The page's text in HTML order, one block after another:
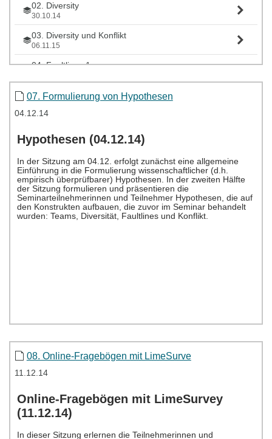
02. Diversity
30.10.14
03. Diversity und Konflikt
06.11.15
04. Faultlines 1
05. Faultlines 2
07. Formulierung von Hypothesen
04.12.14
08. Online-Fragebögen mit LimeSurve
11.12.14